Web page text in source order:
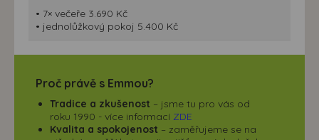
• 7× večeře 3.690 Kč
• jednolůžkový pokoj 5.400 Kč
Proč právě s Emmou?
Tradice a zkušenost – jsme tu pro vás od
roku 1990 - více informací ZDE
Kvalita a spokojenost – zaměřujeme se na